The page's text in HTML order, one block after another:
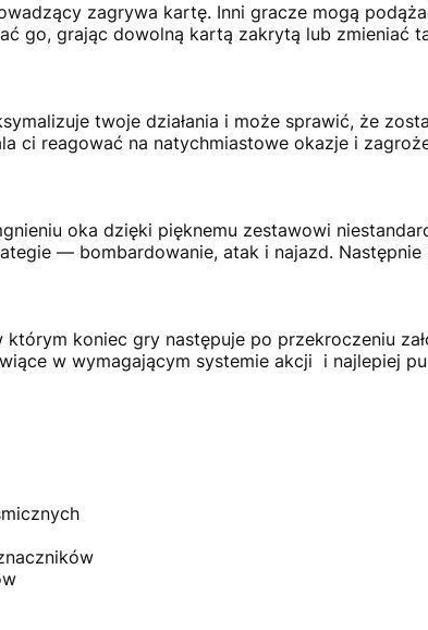
zagrywa kartę. Inni gracze mogą
go, grając dowolną kartą zakrytą lub zmieniać
twoje działania i może sprawić, że
ci reagować na natychmiastowe okazje i
oka dzięki pięknemu zestawowi
— bombardowanie, atak i najazd.
koniec gry następuje po przekroczeniu
w wymagającym systemie akcji i najlepiej